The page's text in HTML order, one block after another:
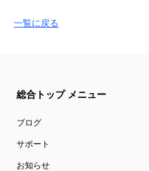
一覧に戻る
総合トップ メニュー
ブログ
サポート
お知らせ